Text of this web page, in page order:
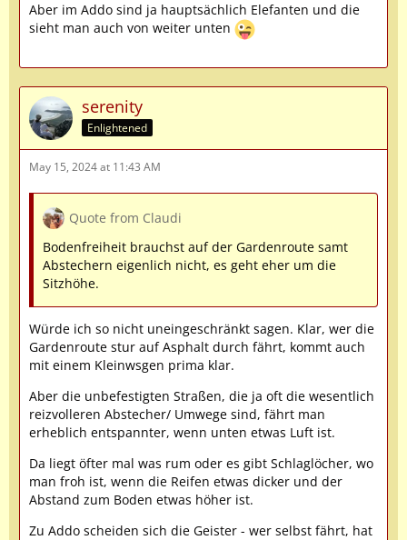
Aber im Addo sind ja hauptsächlich Elefanten und die
sieht man auch von weiter unten
serenity
Enlightened
May 15, 2024 at 11:43 AM
Quote from Claudi
Bodenfreiheit brauchst auf der Gardenroute samt
Abstechern eigenlich nicht, es geht eher um die
Sitzhöhe.
Würde ich so nicht uneingeschränkt sagen. Klar, wer die
Gardenroute stur auf Asphalt durch fährt, kommt auch
mit einem Kleinwsgen prima klar.
Aber die unbefestigten Straßen, die ja oft die wesentlich
reizvolleren Abstecher/ Umwege sind, fährt man
erheblich entspannter, wenn unten etwas Luft ist.
Da liegt öfter mal was rum oder es gibt Schlaglöcher, wo
man froh ist, wenn die Reifen etwas dicker und der
Abstand zum Boden etwas höher ist.
Zu Addo scheiden sich die Geister - wer selbst fährt, hat